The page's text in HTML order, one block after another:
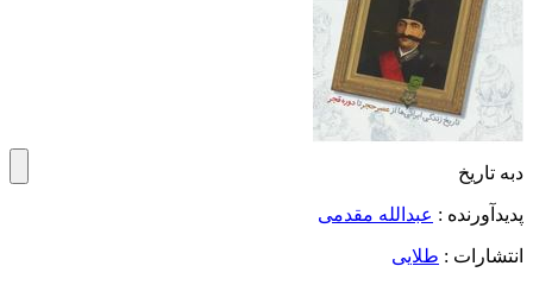
دبه تاریخ
پدیدآورنده : عبدالله مقدمی
انتشارات : طلایی